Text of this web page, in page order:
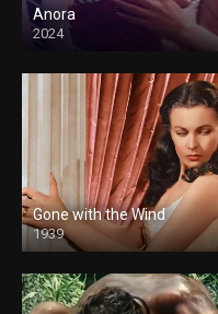
Anora
2024
Gone with the Wind
1939